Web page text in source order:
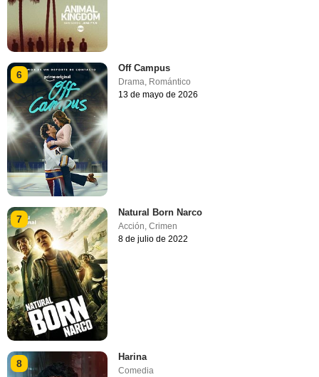
6
Off Campus
Drama, Romántico
13 de mayo de 2026
7
Natural Born Narco
Acción,Crimen
8 de julio de 2022
8
Harina
Comedia